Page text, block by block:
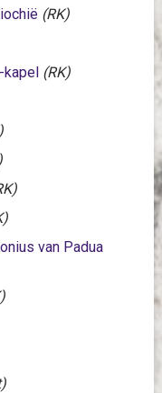
(RK)
kapel (RK)
van Padua